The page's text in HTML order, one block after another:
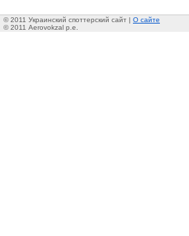
© 2011 Украинский споттерский сайт | О сайте
© 2011 Aerovokzal p.e.